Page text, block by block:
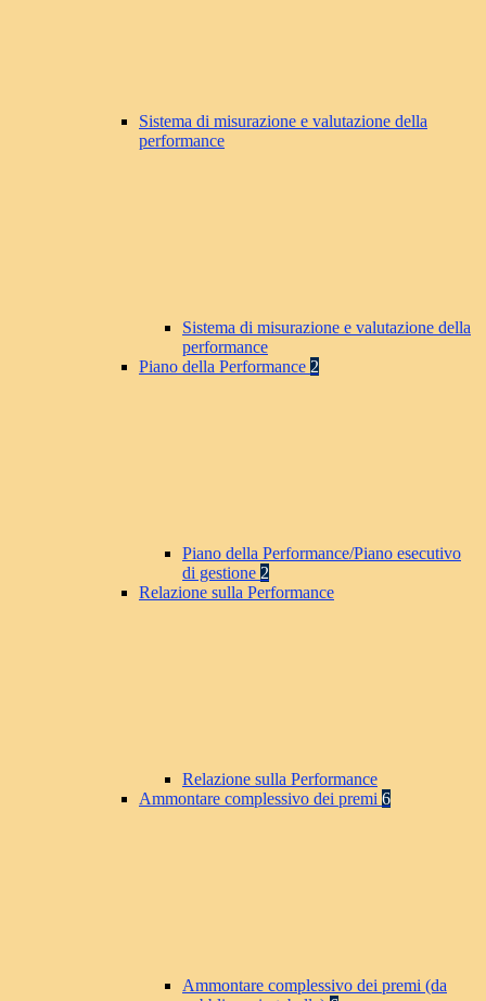
Sistema di misurazione e valutazione della
performance
Sistema di misurazione e valutazione della
performance
Piano della Performance 2
Piano della Performance/Piano esecutivo
di gestione 2
Relazione sulla Performance
Relazione sulla Performance
Ammontare complessivo dei premi 6
Ammontare complessivo dei premi (da